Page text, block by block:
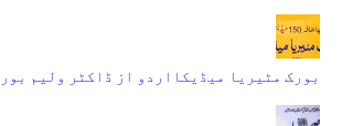
بورک مٹیریا میڈیکااردو از ڈاکٹر ولیم